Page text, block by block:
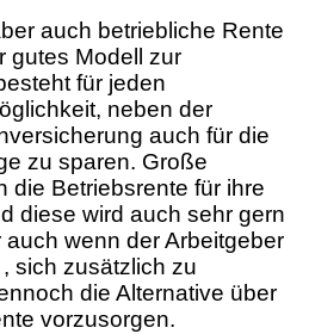
auch betriebliche Rente
gutes Modell zur
für jeden
neben der
auch für die
zu sparen. Große
die Betriebsrente für ihre
diese wird auch sehr gern
wenn der Arbeitgeber
sich zusätzlich zu
die Alternative über
vorzusorgen.